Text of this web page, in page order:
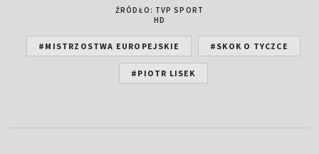
ŹRÓDŁO: TVP SPORT
HD
#MISTRZOSTWA EUROPEJSKIE #SKOK O TYCZCE
#PIOTR LISEK